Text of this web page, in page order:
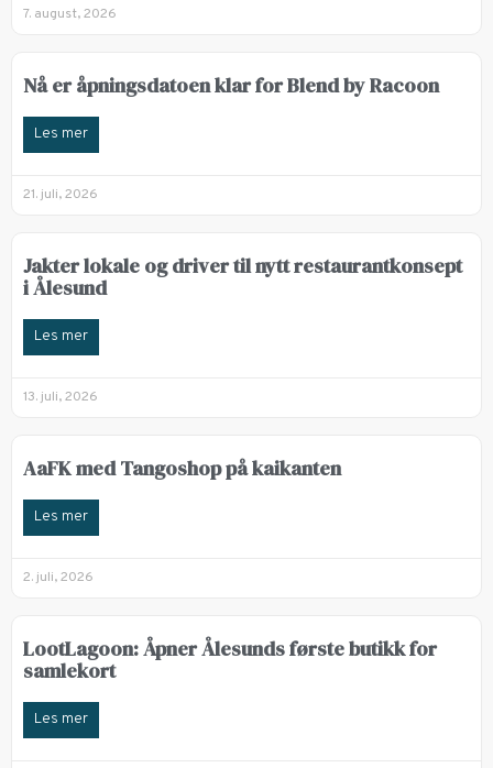
7. august, 2026
Nå er åpningsdatoen klar for Blend by Racoon
Les mer
21. juli, 2026
Jakter lokale og driver til nytt restaurantkonsept
i Ålesund
Les mer
13. juli, 2026
AaFK med Tangoshop på kaikanten
Les mer
2. juli, 2026
LootLagoon: Åpner Ålesunds første butikk for
samlekort
Les mer